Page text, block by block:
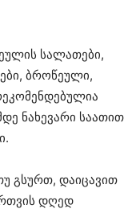
სალათები,
ბროწეული,
ნახევარი საათით
გსურთ, დაიცავით
დღედ